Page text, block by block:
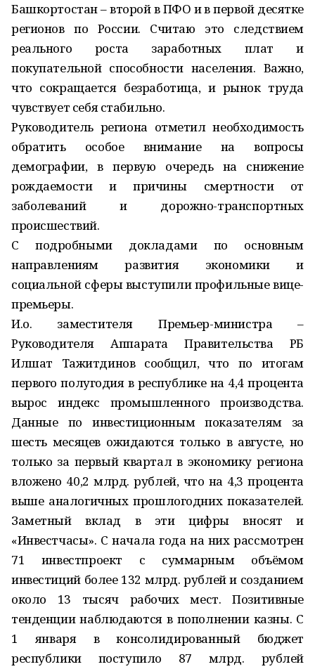
Башкортостан – второй в ПФО и в первой десятке
регионов по России. Считаю это следствием
реального роста заработных плат и
покупательной способности населения. Важно,
что сокращается безработица, и рынок труда
чувствует себя стабильно.
Руководитель региона отметил необходимость
обратить особое внимание на вопросы
демографии, в первую очередь на снижение
рождаемости и причины смертности от
заболеваний и дорожно-транспортных
происшествий.
С подробными докладами по основным
направлениям развития экономики и
социальной сферы выступили профильные вице-
премьеры.
И.о. заместителя Премьер-министра –
Руководителя Аппарата Правительства РБ
Илшат Тажитдинов сообщил, что по итогам
первого полугодия в республике на 4,4 процента
вырос индекс промышленного производства.
Данные по инвестиционным показателям за
шесть месяцев ожидаются только в августе, но
только за первый квартал в экономику региона
вложено 40,2 млрд. рублей, что на 4,3 процента
выше аналогичных прошлогодних показателей.
Заметный вклад в эти цифры вносят и
«Инвестчасы». С начала года на них рассмотрен
71 инвестпроект с суммарным объёмом
инвестиций более 132 млрд. рублей и созданием
около 13 тысяч рабочих мест. Позитивные
тенденции наблюдаются в пополнении казны. С
1 января в консолидированный бюджет
республики поступило 87 млрд. рублей